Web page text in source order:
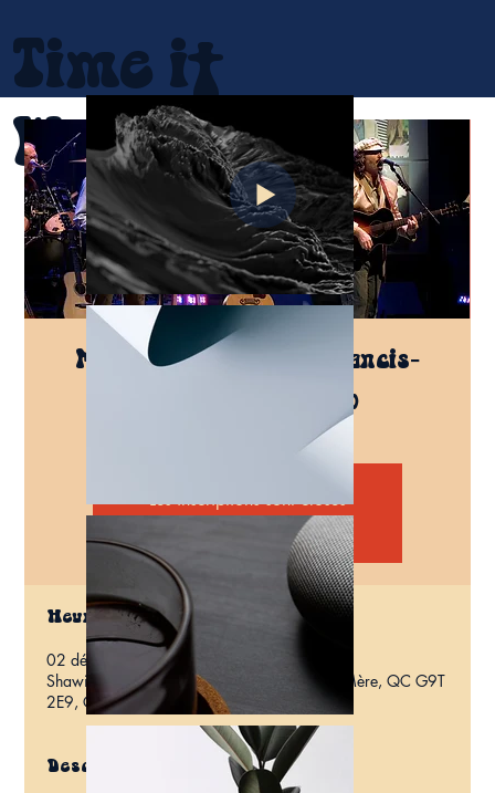
Time it
Was
Maison de la culture Francis-
Brisson (COMPLET)
Shawinigan
Les inscriptions sont closes
Voir d'autres événements
Heure et lieu
02 déc. 2023, 20:00
Shawinigan, 15 Av. de Grand-Mère, Grand-Mère, QC G9T
2E9, Canada
Description